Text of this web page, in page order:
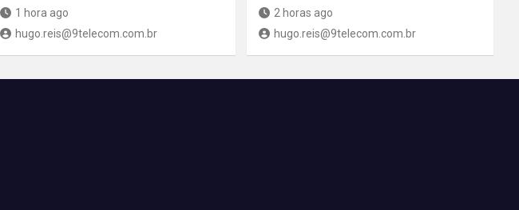
1 hora ago
hugo.reis@9telecom.com.br
2 horas ago
hugo.reis@9telecom.com.br